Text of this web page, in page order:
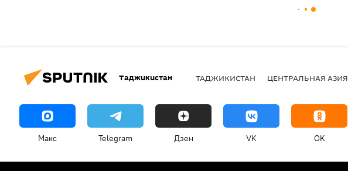
Таджикистан ТАДЖИКИСТАН ЦЕНТРАЛЬНАЯ АЗИЯ
Макс Telegram Дзен VK OK